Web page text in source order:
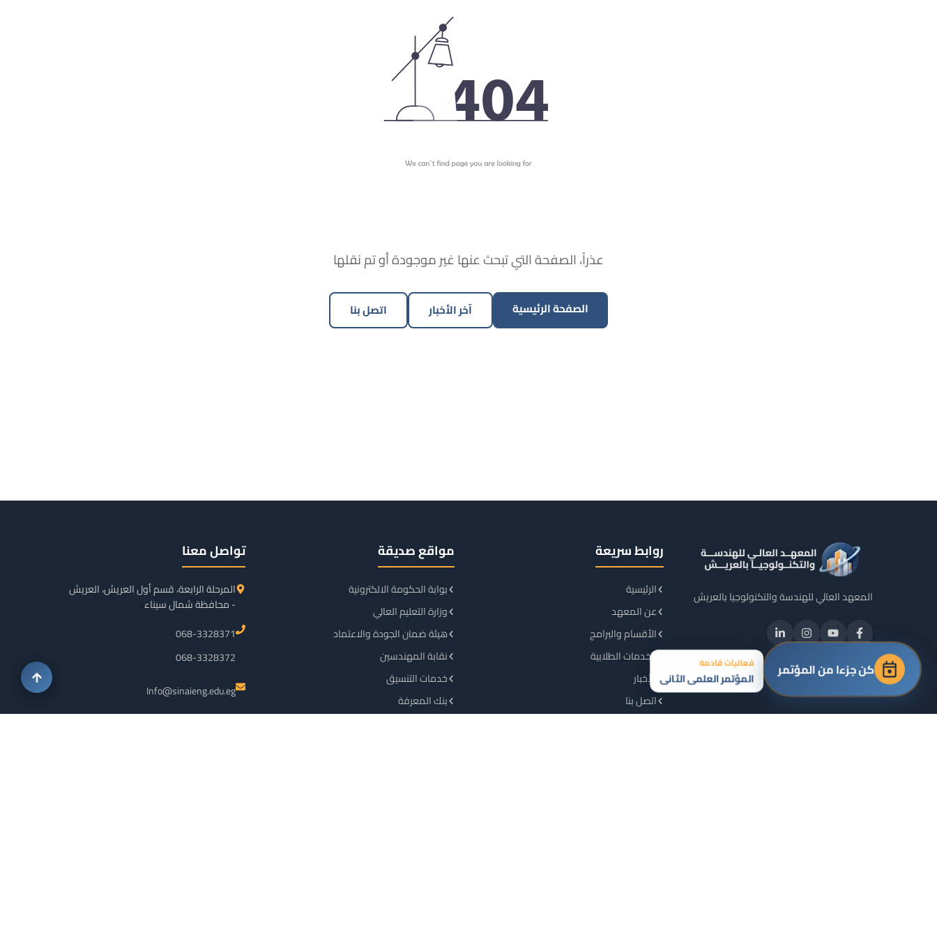
عذراً، الصفحة التي تبحث عنها غير موجودة أو تم نقلها
الصفحة الرئيسية آخر الأخبار اتصل بنا
المعهد العالي للهندسة والتكنولوجيا بالعريش
روابط سريعة
الرئيسية
عن المعهد
الأقسام والبرامج
الخدمات الطلابية
الأخبار
اتصل بنا
مواقع صديقة
بوابة الحكومة الالكترونية
وزارة التعليم العالي
هيئة ضمان الجودة والاعتماد
نقابة المهندسين
خدمات التنسيق
بنك المعرفة
تواصل معنا
المرحلة الرابعة، قسم أول العريش، العريش
- محافظة شمال سيناء
068-3328371
068-3328372
Info@sinaieng.edu.eg
فعاليات قادمة
المؤتمر العلمي الثاني كن جزءا من المؤتمر